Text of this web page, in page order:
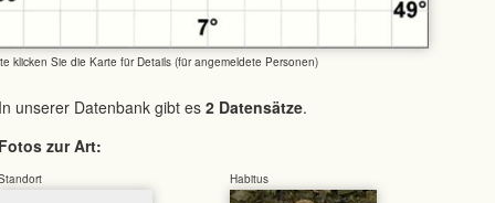
klicken Sie die Karte für Details (für angemeldete Personen)
unserer Datenbank gibt es 2 Datensätze.
zur Art:
Habitus